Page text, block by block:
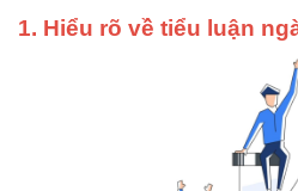
1. Hiểu rõ về tiểu luận